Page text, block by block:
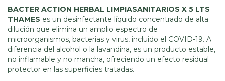
BACTER ACTION HERBAL LIMPIASANITARIOS X 5 LTS
THAMES es un desinfectante líquido concentrado de alta
dilución que elimina un amplio espectro de
microorganismos, bacterias y virus, incluido el COVID-19. A
diferencia del alcohol o la lavandina, es un producto estable,
no inflamable y no mancha, ofreciendo un efecto residual
protector en las superficies tratadas.